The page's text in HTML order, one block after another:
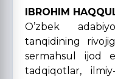
IBROHIM
O’zbek
tanqidining
sermahsul ijod
tadqiqotlar,